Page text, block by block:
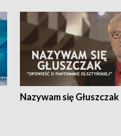
Nazywam się Głuszczak